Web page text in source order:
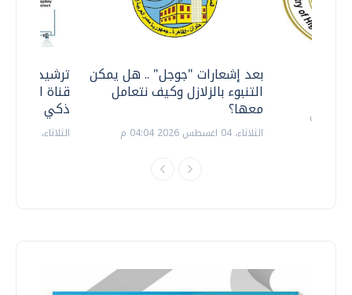
ترشيدا
قناة
ذكي
الثلاثاء، 14 يوليو 2026 06:11 م
بعد إشعارات "جوجل" .. هل يمكن
التنبوء بالزلازل وكيف نتعامل
معها؟
الثلاثاء، 04 اغسطس 2026 04:04 م